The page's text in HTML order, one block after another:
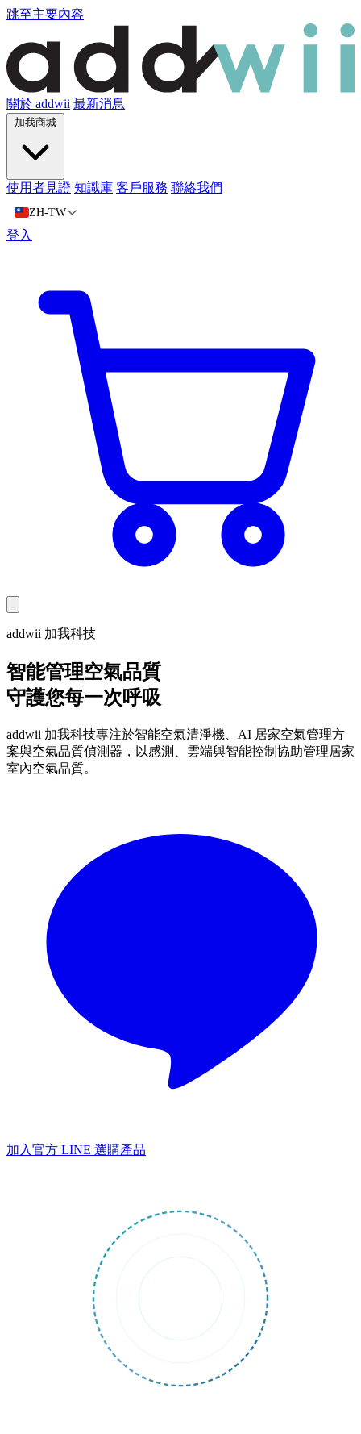
跳至主要內容
關於 addwii 最新消息
加我商城
使用者見證 知識庫 客戶服務 聯絡我們
ZH-TW
登入
addwii 加我科技
智能管理空氣品質
守護您每一次呼吸
addwii 加我科技專注於智能空氣清淨機、AI 居家空氣管理方
案與空氣品質偵測器，以感測、雲端與智能控制協助管理居家
室內空氣品質。
加入官方 LINE 選購產品